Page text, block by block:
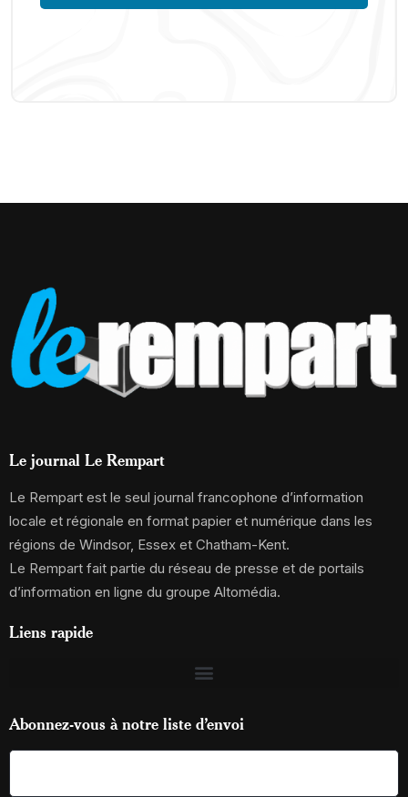
Le journal Le Rempart
Le Rempart est le seul journal francophone d’information
locale et régionale en format papier et numérique dans les
régions de Windsor, Essex et Chatham-Kent.
Le Rempart fait partie du réseau de presse et de portails
d’information en ligne du groupe Altomédia.
Liens rapide
Abonnez-vous à notre liste d’envoi